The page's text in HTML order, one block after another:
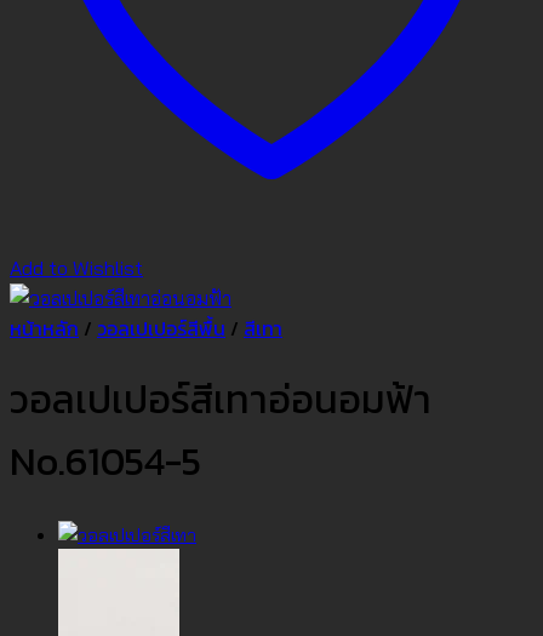
Add to Wishlist
หน้าหลัก / วอลเปเปอร์สีพื้น / สีเทา
วอลเปเปอร์สีเทาอ่อนอมฟ้า
No.61054-5